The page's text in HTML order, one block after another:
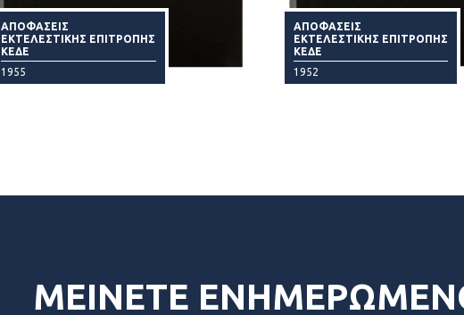
ΑΠΟΦΑΣΕΙΣ
ΕΚΤΕΛΕΣΤΙΚΗΣ ΕΠΙΤΡΟΠΗΣ
ΚΕΔΕ
1955
ΑΠΟΦΑΣΕΙΣ
ΕΚΤΕΛΕΣΤΙΚΗΣ ΕΠΙΤΡΟΠΗΣ
ΚΕΔΕ
1952
ΜΕΙΝΕΤΕ